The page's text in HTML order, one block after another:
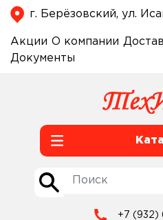
г. Берёзовский, ул.
Акции О компании
Документы
+7 (932)